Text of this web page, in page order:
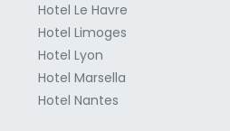
Hotel Le Havre
Hotel Limoges
Hotel Lyon
Hotel Marsella
Hotel Nantes